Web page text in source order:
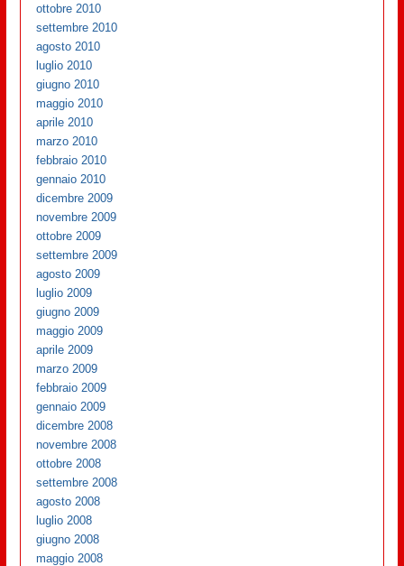
ottobre 2010
settembre 2010
agosto 2010
luglio 2010
giugno 2010
maggio 2010
aprile 2010
marzo 2010
febbraio 2010
gennaio 2010
dicembre 2009
novembre 2009
ottobre 2009
settembre 2009
agosto 2009
luglio 2009
giugno 2009
maggio 2009
aprile 2009
marzo 2009
febbraio 2009
gennaio 2009
dicembre 2008
novembre 2008
ottobre 2008
settembre 2008
agosto 2008
luglio 2008
giugno 2008
maggio 2008